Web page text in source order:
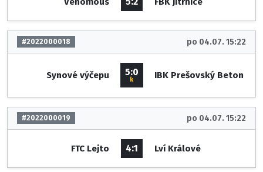
#2022000018 po 04.07. 15:22
Synové výčepu 5:0
k IBK Prešovský Beton
#2022000019 po 04.07. 15:22
FTC Lejto 4:1 Lví Králové